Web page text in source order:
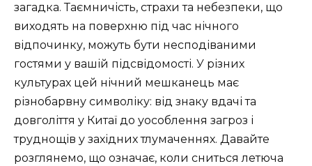
загадка. Таємничість, страхи та небезпеки, що
виходять на поверхню під час нічного
відпочинку, можуть бути несподіваними
гостями у вашій підсвідомості. У різних
культурах цей нічний мешканець має
різнобарвну символіку: від знаку вдачі та
довголіття у Китаї до уособлення загроз і
труднощів у західних тлумаченнях. Давайте
розглянемо, що означає, коли сниться летюча